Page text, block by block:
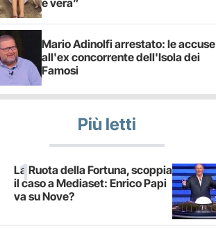
è vera”
Mario Adinolfi arrestato: le accuse
all'ex concorrente dell'Isola dei
Famosi
Più letti
La Ruota della Fortuna, scoppia
il caso a Mediaset: Enrico Papi
va su Nove?